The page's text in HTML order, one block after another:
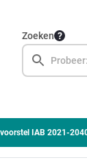
Zoeken
IAB 2021-